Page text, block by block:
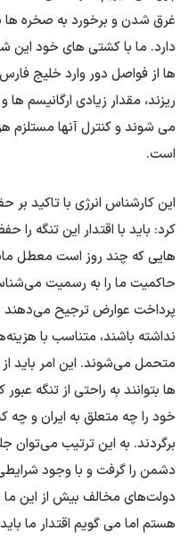
غرق شدن و برخورد به صخره
دارد. ما با کشتی های خود این
ها از فواصل دور وارد خلیج
ریزند، مقدار زیادی ارگانیسم
می شوند و کنترل آنها مستلزم
است.
این کارشناس انرژی با تاکید بر
کرد: باید با اقتدار این تنگه را
هایی که چند روز است معطل
حاکمیت ما را به رسمیت
پرداخت عوارض ترجیح می‌دهند
نداشته باشند، متناسب با
متحمل می‌شوند. این امر باید
ها بتوانند به راحتی از تنگه
خود را چه متعلق به ایران و
برگردند. به این ترتیب می‌توان
دشمن را گرفت و با وجود
دولت‌های مخالف بیش از این ما
هستم اما می گویم اقتدار ما